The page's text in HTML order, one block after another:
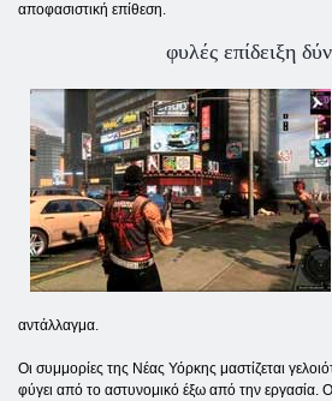
αποφασιστική επίθεση.
φυλές επίδειξη
αντάλλαγμα.
Οι συμμορίες της Νέας Υόρκης μαστίζεται
φύγει από το αστυνομικό έξω από την εργασία.